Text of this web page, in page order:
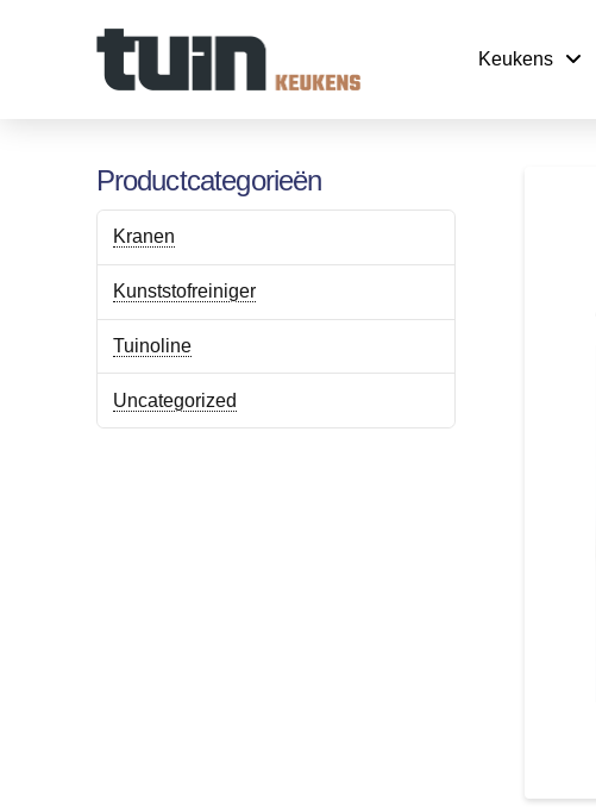
Keukens
Productcategorieën
Kranen
Kunststofreiniger
Tuinoline
Uncategorized